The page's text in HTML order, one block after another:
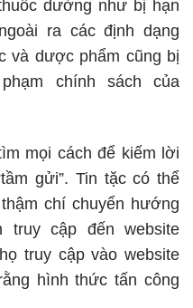
dường như bị hạn
ra các định dạng
và dược phẩm cũng bị
chính sách của
mọi cách để kiếm lời
gửi”. Tin tặc có thể
chí chuyển hướng
truy cập đến website
truy cập vào website
hình thức tấn công